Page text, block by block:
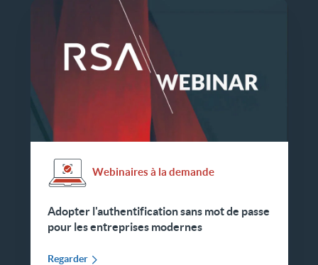
Webinaires à la demande
Adopter l'authentification sans mot de passe
pour les entreprises modernes
Regarder